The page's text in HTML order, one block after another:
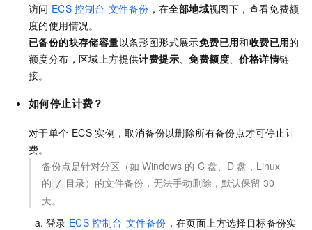
访问 ECS 控制台-文件备份 ，在全部地域视图下，查看免费额
度的使用情况。
已备份的块存储容量以条形图形式展示免费已用和收费已用的
额度分布，区域上方提供计费提示 、免费额度 、价格详情链
接。
如何停止计费？
对于单个 ECS 实例，取消备份以删除所有备份点才可停止计
费。
备份点是针对分区（如 Windows 的 C 盘、D 盘，Linux
的 / 目录）的文件备份，无法手动删除，默认保留 30
天。
登录 ECS 控制台-文件备份 ，在页面上方选择目标备份实